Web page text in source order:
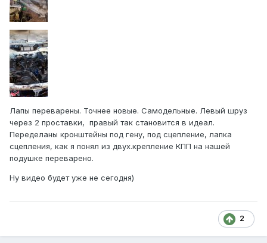
Лапы переварены. Точнее новые. Самодельные. Левый шруз
через 2 проставки, правый так становится в идеал.
Переделаны кронштейны под гену, под сцепление, лапка
сцепления, как я понял из двух.крепление КПП на нашей
подушке переварено.
Ну видео будет уже не сегодня)
2